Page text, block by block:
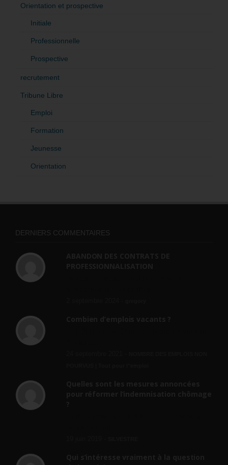
Orientation et prospective
Initiale
Professionnelle
Prospective
recrutement
Tribune Libre
Emploi
Formation
Jeunesse
Orientation
DERNIERS COMMENTAIRES